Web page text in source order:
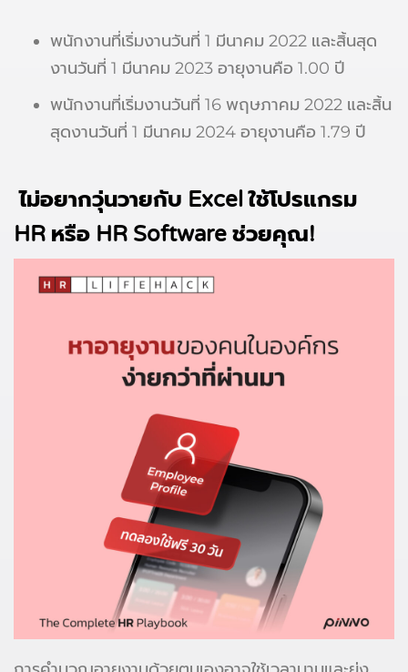
พนักงานที่เริ่มงานวันที่ 1 มีนาคม 2022 และสิ้นสุด
งานวันที่ 1 มีนาคม 2023 อายุงานคือ 1.00 ปี
พนักงานที่เริ่มงานวันที่ 16 พฤษภาคม 2022 และสิ้น
สุดงานวันที่ 1 มีนาคม 2024 อายุงานคือ 1.79 ปี
ไม่อยากวุ่นวายกับ Excel ใช้โปรแกรม
HR หรือ HR Software ช่วยคุณ!